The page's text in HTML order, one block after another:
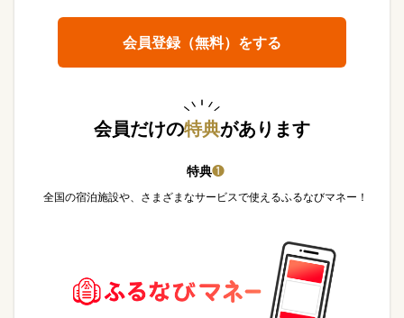
会員登録（無料）をする
会員だけの特典があります
特典❶
全国の宿泊施設や、さまざまなサービスで使えるふるなびマネー！